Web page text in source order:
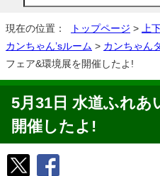
現在の位置： トップページ > 上
カンちゃん’sルーム > カンちゃん
フェア&環境展を開催したよ!
5月31日 水道ふれあ
開催したよ!